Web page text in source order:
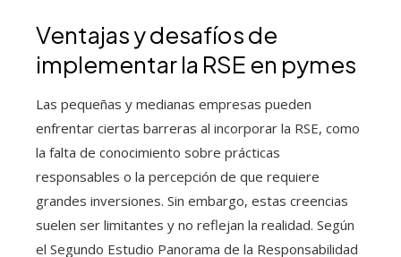
Ventajas y desafíos de
implementar la RSE en pymes
Las pequeñas y medianas empresas pueden
enfrentar ciertas barreras al incorporar la RSE, como
la falta de conocimiento sobre prácticas
responsables o la percepción de que requiere
grandes inversiones. Sin embargo, estas creencias
suelen ser limitantes y no reflejan la realidad. Según
el Segundo Estudio Panorama de la Responsabilidad